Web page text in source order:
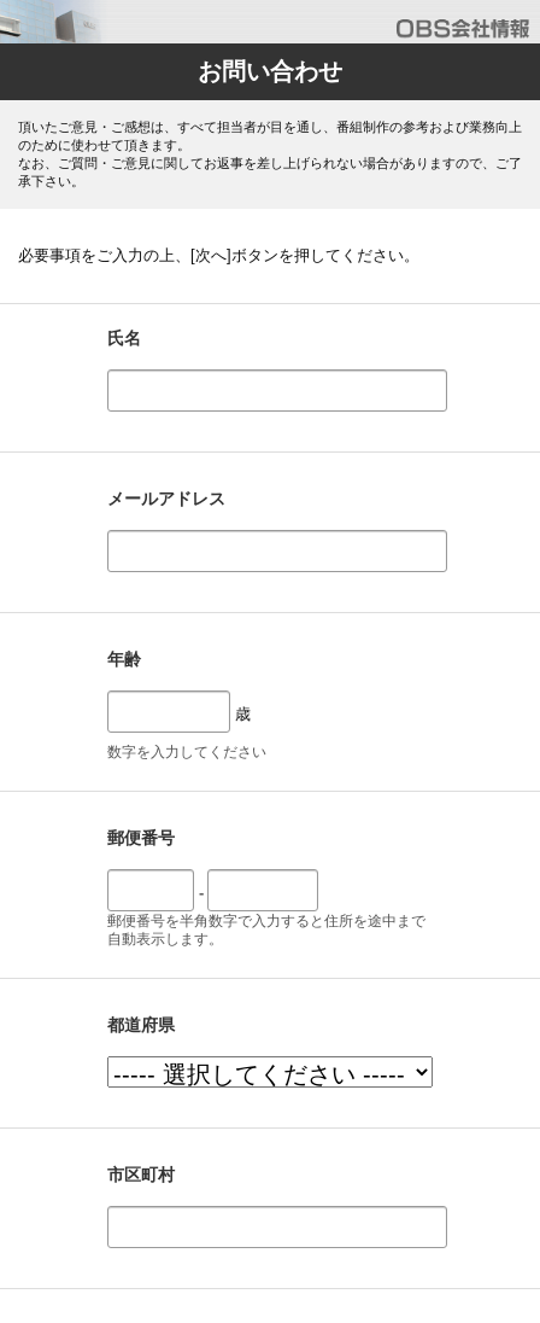
お問い合わせ
頂いたご意見・ご感想は、すべて担当者が目を通し、番組制作の参考および業務向上
のために使わせて頂きます。
なお、ご質問・ご意見に関してお返事を差し上げられない場合がありますので、ご了
承下さい。
必要事項をご入力の上、[次へ]ボタンを押してください。
氏名
メールアドレス
年齢
歳
数字を入力してください
郵便番号
-
郵便番号を半角数字で入力すると住所を途中まで
自動表示します。
都道府県
市区町村